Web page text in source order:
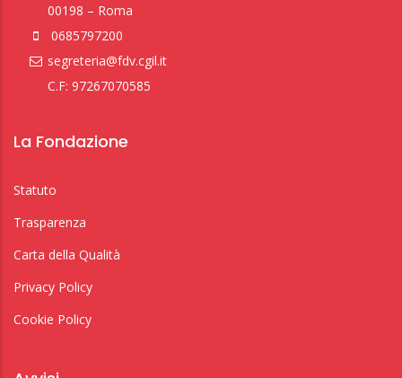
00198 – Roma
0685797200
segreteria@fdv.cgil.it
C.F: 97267070585
La Fondazione
Statuto
Trasparenza
Carta della Qualità
Privacy Policy
Cookie Policy